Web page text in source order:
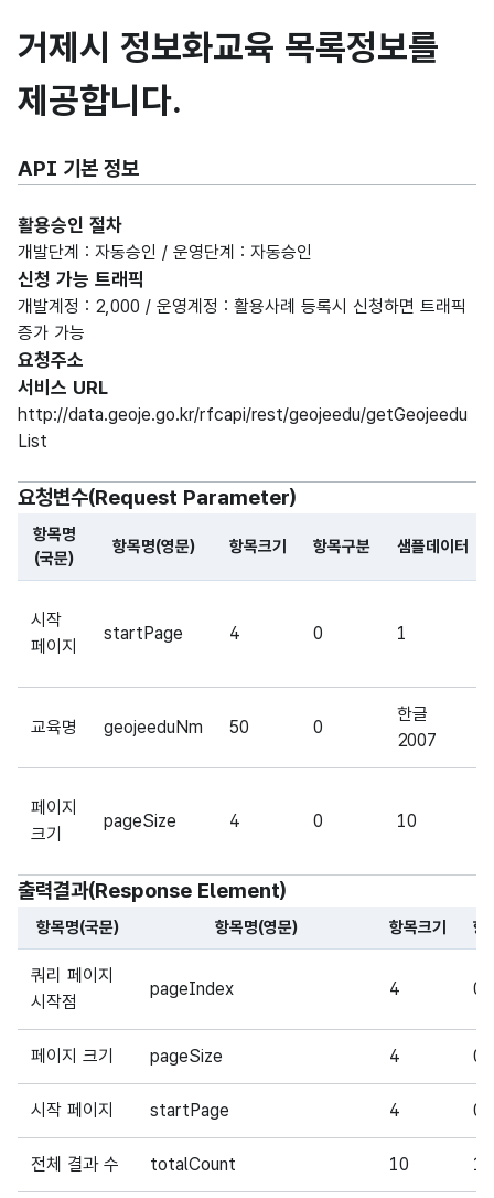
거제시 정보화교육 목록정보를
제공합니다.
API 기본 정보
활용승인 절차
개발단계 : 자동승인 / 운영단계 : 자동승인
신청 가능 트래픽
개발계정 : 2,000 / 운영계정 : 활용사례 등록시 신청하면 트래픽
증가 가능
요청주소
서비스 URL
http://data.geoje.go.kr/rfcapi/rest/geojeedu/getGeojeedu
List
요청변수(Request Parameter)
항목명
(국문)
항목명(영문) 항목크기 항목구분 샘플데이터
시작
페이지
startPage 4 0 1
교육명 geojeeduNm 50 0
한글
2007
페이지
크기
pageSize 4 0 10
출력결과(Response Element)
해당 오픈API의 출력결과(Response Element) 항목에 대한
항목명(국문) 항목명(영문) 항목크기 항
쿼리 페이지
시작점
pageIndex 4 0
페이지 크기 pageSize 4 0
시작 페이지 startPage 4 0
전체 결과 수 totalCount 10 1